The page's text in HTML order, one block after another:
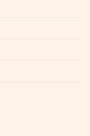
として、実際にレ
をご紹介いたしま